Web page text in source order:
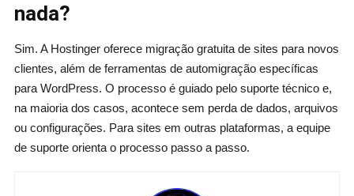
nada?
Sim. A Hostinger oferece migração gratuita de sites para novos
clientes, além de ferramentas de automigração específicas
para WordPress. O processo é guiado pelo suporte técnico e,
na maioria dos casos, acontece sem perda de dados, arquivos
ou configurações. Para sites em outras plataformas, a equipe
de suporte orienta o processo passo a passo.